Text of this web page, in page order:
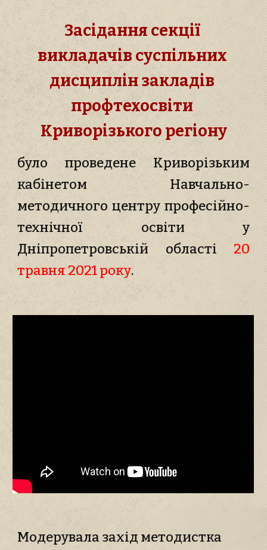
Засідання секції
викладачів суспільних
дисциплін закладів
профтехосвіти
Криворізького регіону
було проведене Криворізьким
кабінетом Навчально-
методичного центру професійно-
технічної освіти у
Дніпропетровській області 20
травня 2021 року.
Модерувала захід методистка